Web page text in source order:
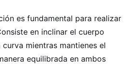
es fundamental para realizar
en inclinar el cuerpo
mientras mantienes el
equilibrada en ambos